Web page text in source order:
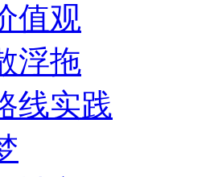
值观
浮拖
线实践